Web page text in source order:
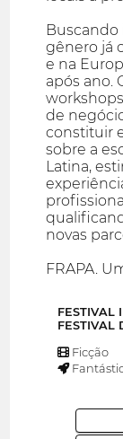
Buscando
gênero já
e na
após ano.
de
constituir
sobre a
Latina,
novas
FRAPA.
FESTIVAL
FESTIVAL
Ficção